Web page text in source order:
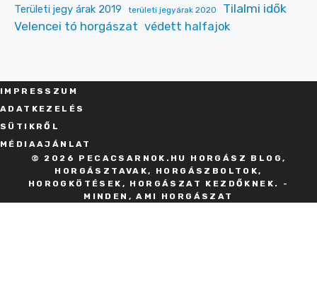
Területi jegy árak 2019 területi jegyárak 2020
Tilalmi idők
Velencei tó horgászat védett halfajok
IMPRESSZU M
ADATKEZELÉS
SÜT IKRŐL
MÉDIAAJÁNLAT
© 2026 PECACSARNOK.HU HORGÁSZ BLOG,
HORGÁSZTAVAK, HORGÁSZBOLTOK,
HOROGKÖTÉSEK, HORGÁSZAT KEZDŐKNEK. -
MINDEN, AMI HORGÁSZAT